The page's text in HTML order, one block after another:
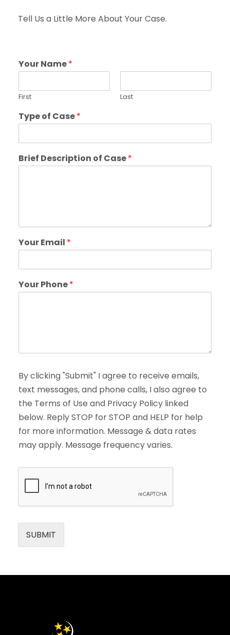
Tell Us a Little More About Your Case.
Your Name*
First Last
Type of Case*
Brief Description of Case*
Your Email *
Your Phone*
By clicking "Submit" I agree to receive emails,
text messages, and phone calls, I also agree to
the Terms of Use and Privacy Policy linked
below. Reply STOP for STOP and HELP for help
for more information. Message & data rates
may apply. Message frequency varies.
SUBMIT